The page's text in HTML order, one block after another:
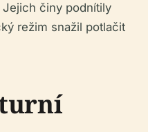
Jejich činy podnítily
režim snažil potlačit